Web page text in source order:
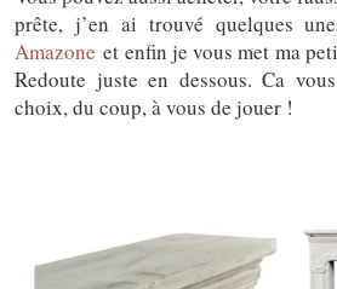
prête, j’en ai trouvé quelques
Amazone et enfin je vous met ma
Redoute juste en dessous. Ca
choix, du coup, à vous de jouer !